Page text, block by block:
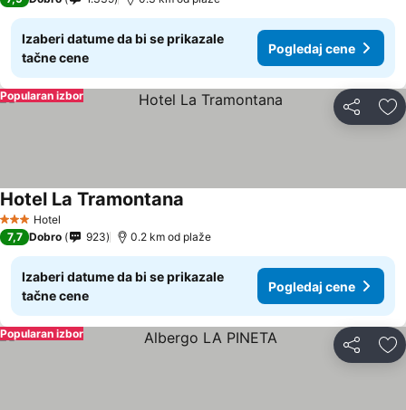
Izaberi datume da bi se prikazale
tačne cene
Pogledaj cene
Deli
Popularan izbor
3 Zvezdice
Hotel
Hotel La Tramontana
7,7 Dobro 923 0.2 km od plaže
Izaberi datume da bi se prikazale
tačne cene
Pogledaj cene
Deli
Popularan izbor